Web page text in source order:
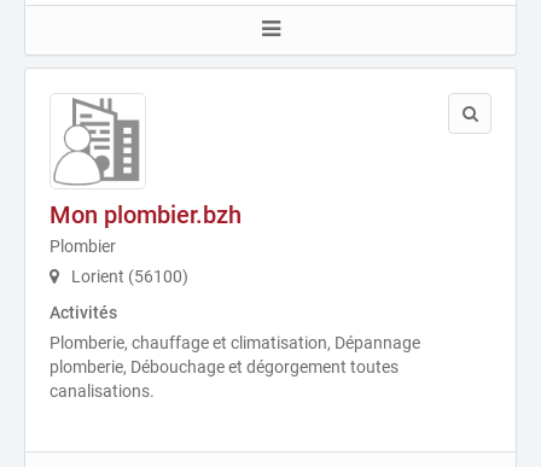
Mon plombier.bzh
Plombier
Lorient (56100)
Activités
Plomberie, chauffage et climatisation, Dépannage
plomberie, Débouchage et dégorgement toutes
canalisations.